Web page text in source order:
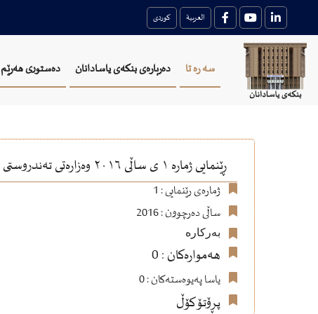
کوردی العربية
سه ره تا دەربارەی بنکەی یاسادانان دەستوری هەرێم
ڕێنمایی ژمارە ١ ی ساڵی ٢٠١٦ وەزارەتی تەندروستی ڕێنماییەکانی هاوردەکردنی دەرمان و پێداویستی پزیشکی و پێداویستییەکانی تاقیگەیی و ماددە کیمیایی و بکتریۆلۆژییەکان
ژمارەی رێنمایی : 1
ساڵی دەرچوون : 2016
بەرکارە
هەموارەکان : 0
یاسا پەیوەستەکان : 0
پڕۆتۆکۆڵ